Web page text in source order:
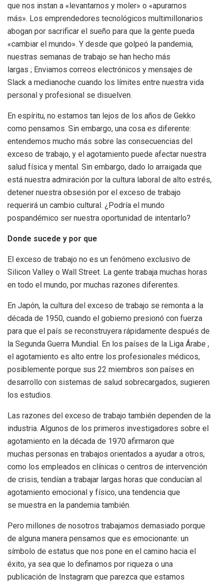
que nos instan a «levantarnos y moler» o «apurarnos
más». Los emprendedores tecnológicos multimillonarios
abogan por sacrificar el sueño para que la gente pueda
«cambiar el mundo». Y desde que golpeó la pandemia,
nuestras semanas de trabajo se han hecho más
largas ; Enviamos correos electrónicos y mensajes de
Slack a medianoche cuando los límites entre nuestra vida
personal y profesional se disuelven.
En espíritu, no estamos tan lejos de los años de Gekko
como pensamos. Sin embargo, una cosa es diferente:
entendemos mucho más sobre las consecuencias del
exceso de trabajo, y el agotamiento puede afectar nuestra
salud física y mental. Sin embargo, dado lo arraigada que
está nuestra admiración por la cultura laboral de alto estrés,
detener nuestra obsesión por el exceso de trabajo
requerirá un cambio cultural. ¿Podría el mundo
pospandémico ser nuestra oportunidad de intentarlo?
Donde sucede y por que
El exceso de trabajo no es un fenómeno exclusivo de
Silicon Valley o Wall Street. La gente trabaja muchas horas
en todo el mundo, por muchas razones diferentes.
En Japón, la cultura del exceso de trabajo se remonta a la
década de 1950, cuando el gobierno presionó con fuerza
para que el país se reconstruyera rápidamente después de
la Segunda Guerra Mundial. En los países de la Liga Árabe ,
el agotamiento es alto entre los profesionales médicos,
posiblemente porque sus 22 miembros son países en
desarrollo con sistemas de salud sobrecargados, sugieren
los estudios.
Las razones del exceso de trabajo también dependen de la
industria. Algunos de los primeros investigadores sobre el
agotamiento en la década de 1970 afirmaron que
muchas personas en trabajos orientados a ayudar a otros,
como los empleados en clínicas o centros de intervención
de crisis, tendían a trabajar largas horas que conducían al
agotamiento emocional y físico, una tendencia que
se muestra en la pandemia también.
Pero millones de nosotros trabajamos demasiado porque
de alguna manera pensamos que es emocionante: un
símbolo de estatus que nos pone en el camino hacia el
éxito, ya sea que lo definamos por riqueza o una
publicación de Instagram que parezca que estamos